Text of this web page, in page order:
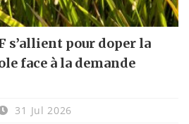
s’allient pour doper la
face à la demande
31 Jul 2026